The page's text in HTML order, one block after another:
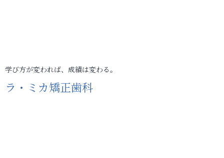
学び方が変われば、成績は変わる。
ラ・ミカ矯正歯科